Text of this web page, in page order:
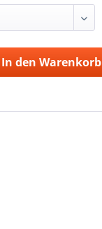
In den Warenkorb